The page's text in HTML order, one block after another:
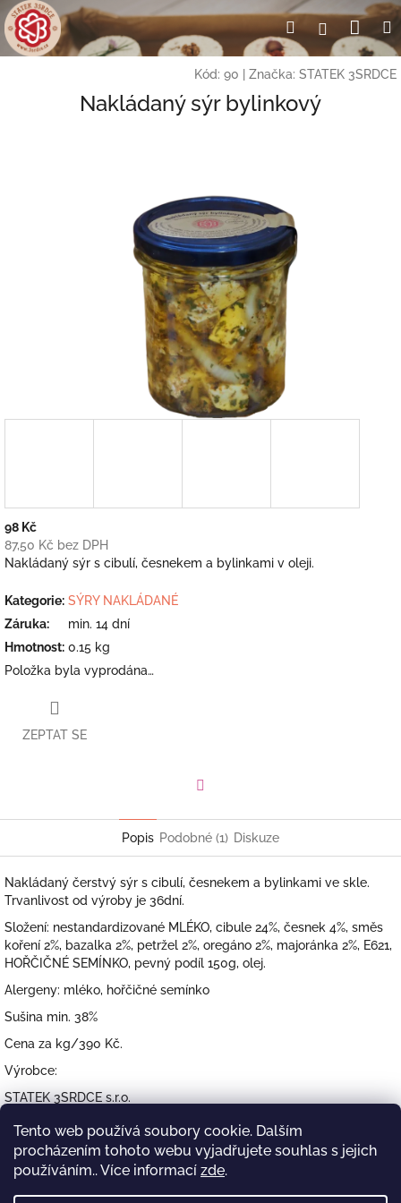
Tento web používá soubory cookie. Dalším
procházením tohoto webu vyjadřujete souhlas s jejich
používáním.. Více informací zde.
Přejít
na
obsah
HledatPřihlášení
Kód: 90 Značka: STATEK 3SRDCE
Nakládaný sýr bylinkový
98 Kč
87,50 Kč bez DPH
Měrná
Nakládaný sýr s cibulí, česnekem a bylinkami v oleji.
Kategorie: SÝRY NAKLÁDANÉ
Záruka:
min. 14 dní
Hmotnost: 0.15 kg
Položka byla vyprodána…
ZEPTAT SE
Popis Podobné (1) Diskuze
Nakládaný čerstvý sýr s cibulí, česnekem a bylinkami ve skle.
Trvanlivost od výroby je 36dní.
Složení: nestandardizované MLÉKO, cibule 24%, česnek 4%, směs
koření 2%, bazalka 2%, petržel 2%, oregáno 2%, majoránka 2%, E621,
HOŘČIČNÉ SEMÍNKO, pevný podíl 150g, olej.
Alergeny: mléko, hořčičné semínko
Sušina min. 38%
Cena za kg/390 Kč.
Výrobce:
STATEK 3SRDCE s.r.o.
Rychtářov 186
68201 Vyškov